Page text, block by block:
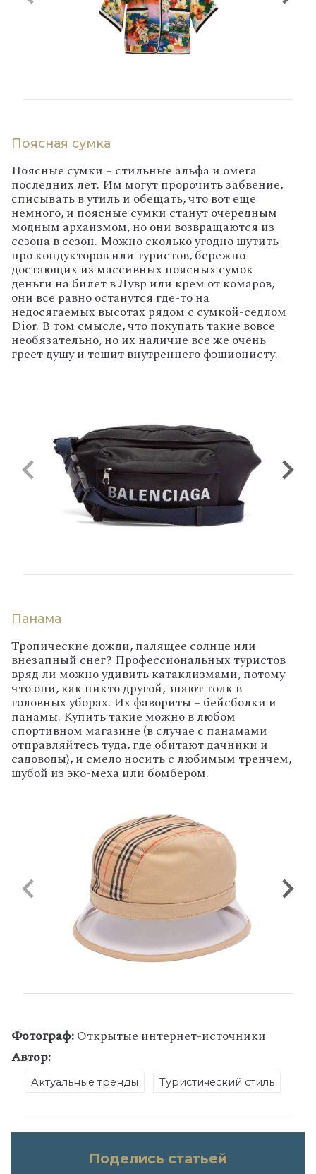
Поясная сумка
Поясные сумки – стильные альфа и омега
последних лет. Им могут пророчить забвение,
списывать в утиль и обещать, что вот еще
немного, и поясные сумки станут очередным
модным архаизмом, но они возвращаются из
сезона в сезон. Можно сколько угодно шутить
про кондукторов или туристов, бережно
достающих из массивных поясных сумок
деньги на билет в Лувр или крем от комаров,
они все равно останутся где-то на
недосягаемых высотах рядом с сумкой-седлом
Dior. В том смысле, что покупать такие вовсе
необязательно, но их наличие все же очень
греет душу и тешит внутреннего фэшионисту.
Панама
Тропические дожди, палящее солнце или
внезапный снег? Профессиональных туристов
вряд ли можно удивить катаклизмами, потому
что они, как никто другой, знают толк в
головных уборах. Их фавориты – бейсболки и
панамы. Купить такие можно в любом
спортивном магазине (в случае с панамами
отправляйтесь туда, где обитают дачники и
садоводы), и смело носить с любимым тренчем,
шубой из эко-меха или бомбером.
Фотограф:Открытые интернет-источники
Автор:
Актуальные тренды Туристический стиль
Поделись статьей